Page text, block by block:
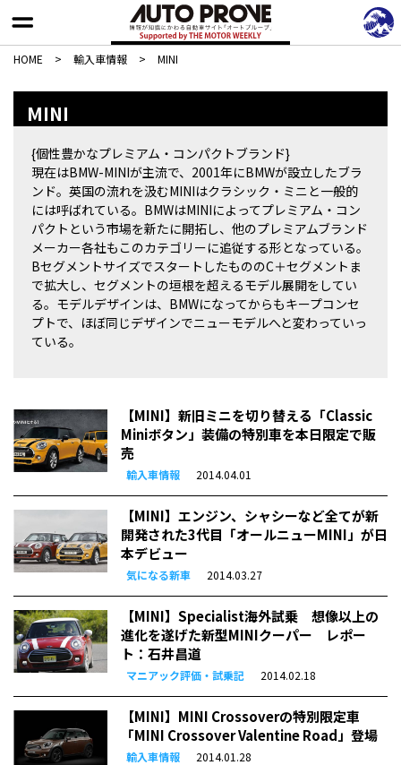
HOME > 輸入車情報 > MINI
MINI
{個性豊かなプレミアム・コンパクトブランド}
現在はBMW-MINIが主流で、2001年にBMWが設立したブラ
ンド。英国の流れを汲むMINIはクラシック・ミニと一般的
には呼ばれている。BMWはMINIによってプレミアム・コン
パクトという市場を新たに開拓し、他のプレミアムブランド
メーカー各社もこのカテゴリーに追従する形となっている。
BセグメントサイズでスタートしたもののC＋セグメントま
で拡大し、セグメントの垣根を超えるモデル展開をしてい
る。モデルデザインは、BMWになってからもキープコンセ
プトで、ほぼ同じデザインでニューモデルへと変わっていっ
ている。
【MINI】新旧ミニを切り替える「Classic
Miniボタン」装備の特別車を本日限定で販
売
輸入車情報 2014.04.01
【MINI】エンジン、シャシーなど全てが新
開発された3代目「オールニューMINI」が日
本デビュー
気になる新車 2014.03.27
【MINI】Specialist海外試乗 想像以上の
進化を遂げた新型MINIクーパー レポー
ト：石井昌道
マニアック評価・試乗記 2014.02.18
【MINI】MINI Crossoverの特別限定車
「MINI Crossover Valentine Road」登場
輸入車情報 2014.01.28